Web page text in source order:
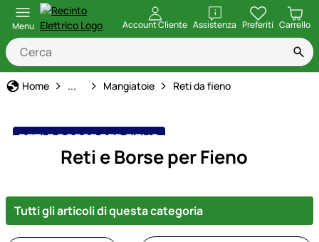
Menu Account Cliente Assistenza
apri Preferiti Carrello
Home Allevamento di Cavalli
... Mangiatoie Reti da fieno
RETI E BORSE PER FIENO
Reti e Borse per Fieno
Tutti gli articoli di questa categoria